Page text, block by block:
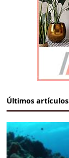
Últimos artículos